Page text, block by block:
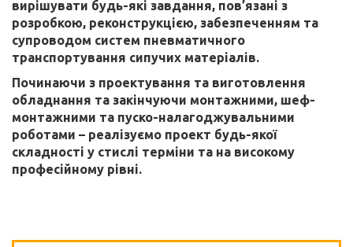
вирішувати будь-які завдання, пов’язані з
розробкою, реконструкцією, забезпеченням та
супроводом систем пневматичного
транспортування сипучих матеріалів.
Починаючи з проектування та виготовлення
обладнання та закінчуючи монтажними, шеф-
монтажними та пуско-налагоджувальними
роботами – реалізуємо проект будь-якої
складності у стислі терміни та на високому
професійному рівні.